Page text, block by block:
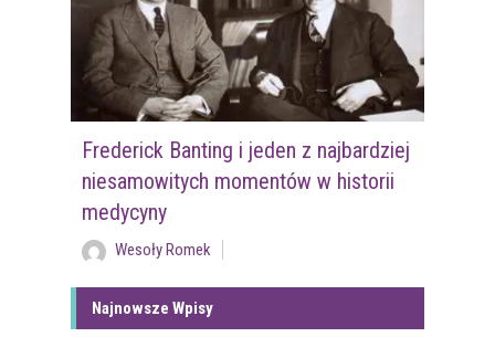
Frederick Banting i jeden z najbardziej
niesamowitych momentów w historii
medycyny
Wesoły Romek
Najnowsze Wpisy